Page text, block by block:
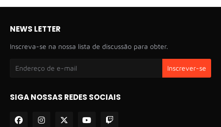
NEWS LETTER
Inscreva-se na nossa lista de discussão para obter.
SIGA NOSSAS REDES SOCIAIS